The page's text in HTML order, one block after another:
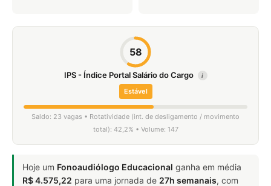
58
IPS - Índice Portal Salário do Cargo i
Estável
Saldo: 23 vagas • Rotatividade (int. de desligamento / movimento
total): 42,2% • Volume: 147
Hoje um Fonoaudiólogo Educacional ganha em média
R$ 4.575,22 para uma jornada de 27h semanais, com